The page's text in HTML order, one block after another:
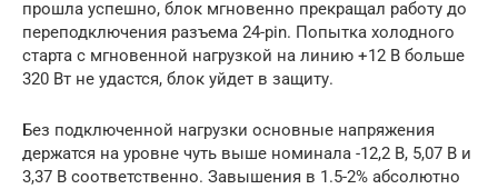
прошла успешно, блок мгновенно прекращал работу до
переподключения разъема 24-pin. Попытка холодного
старта с мгновенной нагрузкой на линию +12 В больше
320 Вт не удастся, блок уйдет в защиту.
Без подключенной нагрузки основные напряжения
держатся на уровне чуть выше номинала -12,2 В, 5,07 В и
3,37 В соответственно. Завышения в 1.5-2% абсолютно